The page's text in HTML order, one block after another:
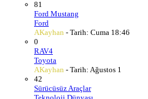
81
Ford Mustang
Ford
AKayhan - Tarih: Cuma 18:46
0
RAV4
Toyota
AKayhan - Tarih: Ağustos 1
42
Sürücüsüz Araçlar